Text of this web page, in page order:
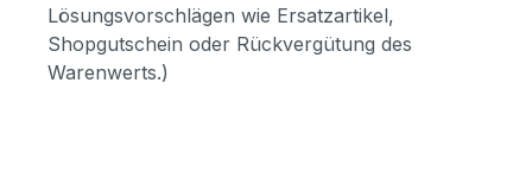
Lösungsvorschlägen wie Ersatzartikel,
Shopgutschein oder Rückvergütung des
Warenwerts.)